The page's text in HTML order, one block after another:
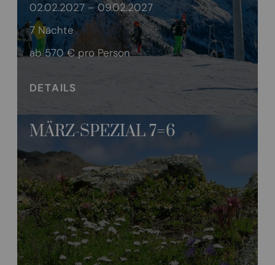
02.02.2027 – 09.02.2027
7 Nächte
ab 570 € pro Person
DETAILS
MÄRZ-SPEZIAL 7=6